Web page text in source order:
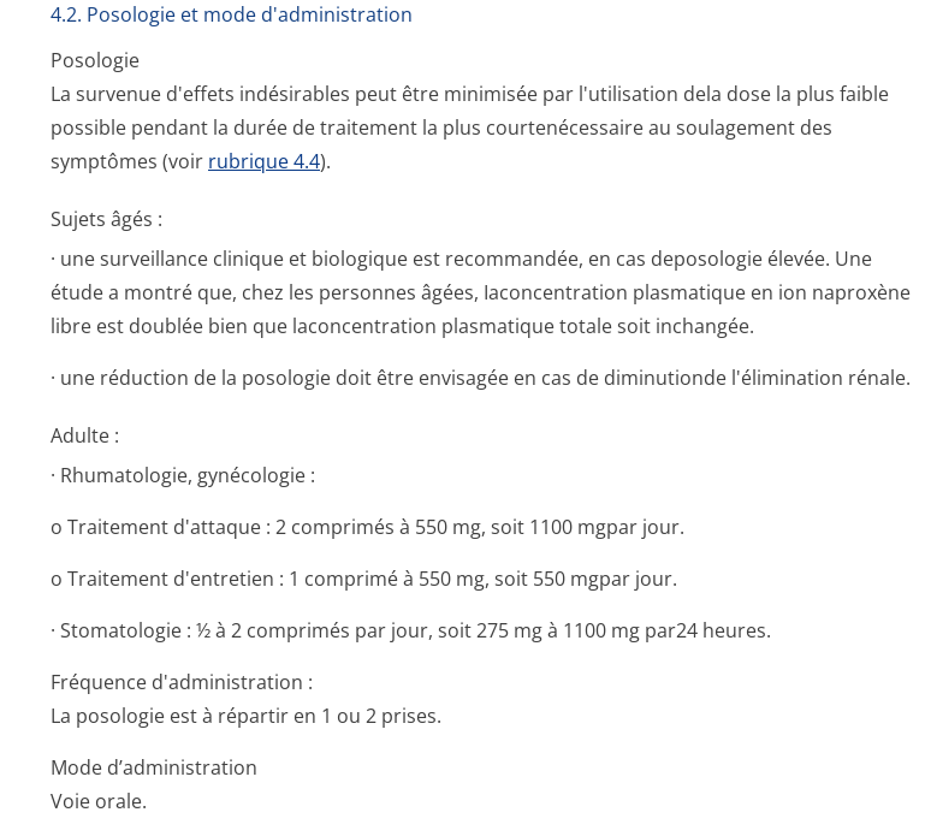
4.2. Posologie et mode d'administration
Posologie
La survenue d'effets indésirables peut être minimisée par l'utilisation dela dose la plus faible
possible pendant la durée de traitement la plus courtenécessaire au soulagement des
symptômes (voir rubrique 4.4).
Sujets âgés :
· une surveillance clinique et biologique est recommandée, en cas deposologie élevée. Une
étude a montré que, chez les personnes âgées, Iaconcentration plasmatique en ion naproxène
libre est doublée bien que laconcentration plasmatique totale soit inchangée.
· une réduction de la posologie doit être envisagée en cas de diminutionde l'élimination rénale.
Adulte :
· Rhumatologie, gynécologie :
o Traitement d'attaque : 2 comprimés à 550 mg, soit 1100 mgpar jour.
o Traitement d'entretien : 1 comprimé à 550 mg, soit 550 mgpar jour.
· Stomatologie : ½ à 2 comprimés par jour, soit 275 mg à 1100 mg par24 heures.
Fréquence d'administration :
La posologie est à répartir en 1 ou 2 prises.
Mode d’administration
Voie orale.